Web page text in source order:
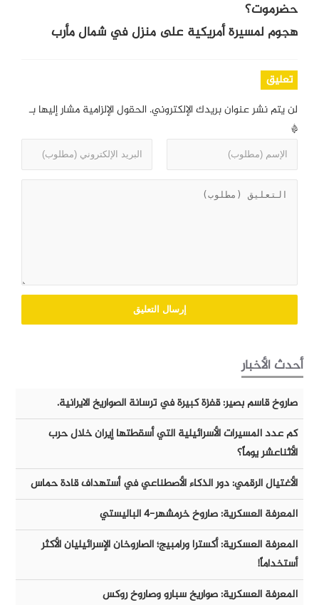
حضرموت؟
هجوم لمسيرة أمريكية على منزل في شمال مأرب
تعليق
لن يتم نشر عنوان بريدك الإلكتروني. الحقول الإلزامية مشار إليها بـ
*
أحدث الأخبار
صاروخ قاسم بصير: قفزة كبيرة في ترسانة الصواريخ الايرانية.
كم عدد المسيرات الأسرائيلية التي أسقطتها إيران خلال حرب
الأثناعشر يوماً؟
الأغتيال الرقمي: دور الذكاء الأصطناعي في أستهداف قادة حماس
المعرفة العسكرية: صاروخ خرمشهر-٤ الباليستي
المعرفة العسكرية: أكسترا ورامبيج؛ الصاروخان الإسرائيليان الأكثر
أستخداماً!
المعرفة العسكرية: صواريخ سبارو وصاروخ روكس